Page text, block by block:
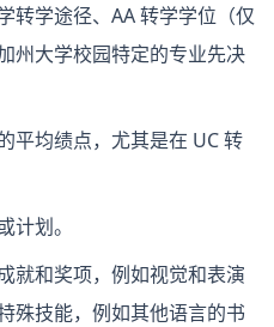
转学途径、AA 转学学位（仅
州大学校园特定的专业先决
平均绩点，尤其是在 UC 转
计划。
就和奖项，例如视觉和表演
殊技能，例如其他语言的书